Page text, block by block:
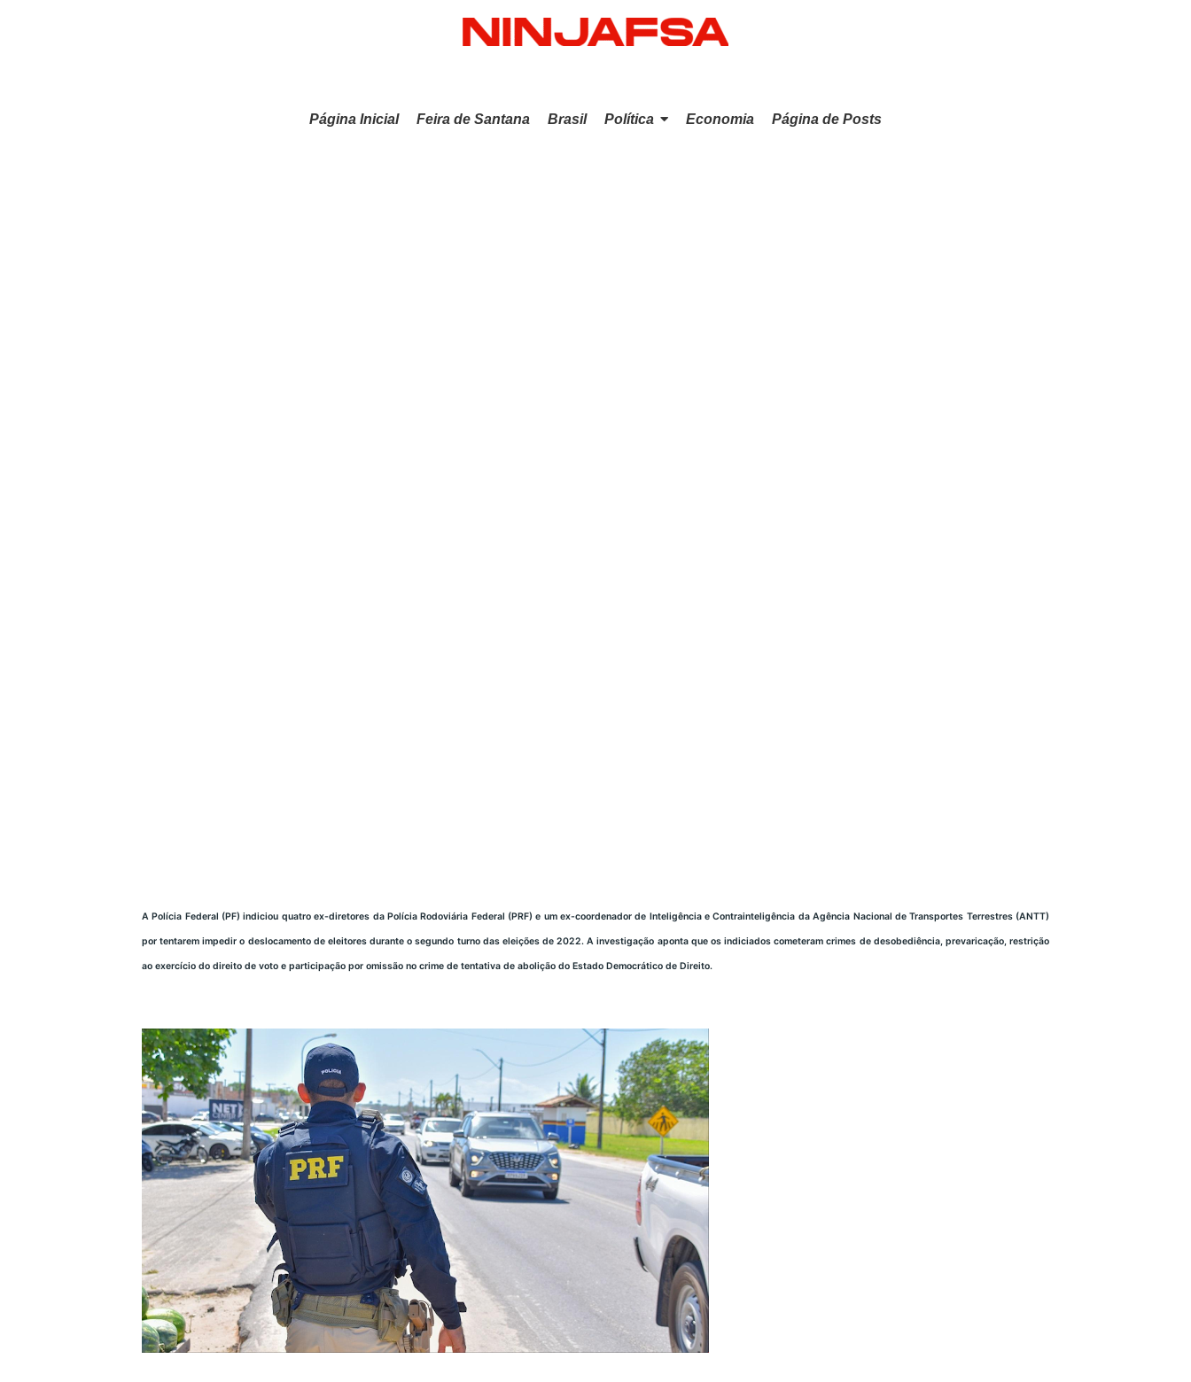
Página Inicial Feira de Santana Brasil Política Economia Página de Posts
A Polícia Federal (PF) indiciou quatro ex-diretores da Polícia Rodoviária Federal (PRF) e um ex-coordenador de Inteligência e Contrainteligência da Agência Nacional de Transportes Terrestres (ANTT)
por tentarem impedir o deslocamento de eleitores durante o segundo turno das eleições de 2022. A investigação aponta que os indiciados cometeram crimes de desobediência, prevaricação, restrição
ao exercício do direito de voto e participação por omissão no crime de tentativa de abolição do Estado Democrático de Direito.